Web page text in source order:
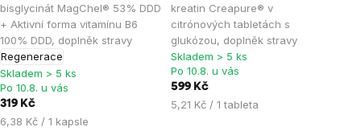
bisglycinát MagChel® 53% DDD
+ Aktivní forma vitamínu B6
100% DDD, doplněk stravy
Regenerace
4,9
z
5
hvězdiček.
Skladem > 5 ks
Po 10.8. u vás
319 Kč
Měrná
6,38 Kč / 1 kapsle
kreatin Creapure® v
citrónových tabletách s
glukózou, doplněk stravy
5,0
z
5
hvězdiček.
Skladem > 5 ks
Po 10.8. u vás
599 Kč
Měrná
5,21 Kč / 1 tableta